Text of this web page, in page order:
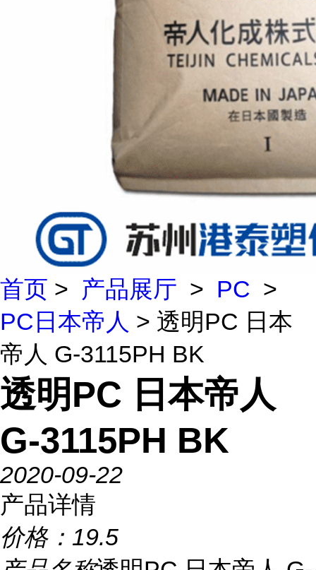
首页 > 产品展厅 > PC >
PC日本帝人 > 透明PC 日本
帝人 G-3115PH BK
透明PC 日本帝人
G-3115PH BK
2020-09-22
产品详情
价格： 19.5